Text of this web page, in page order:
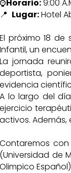
⌚Horario:9:00
📍 Lugar:Hotel
El próximo 18
Infantil, un
La jornada
deportista,
evidencia
A lo largo del
ejercicio
activos.
Contaremos
(Universidad de
Olimpico Español)